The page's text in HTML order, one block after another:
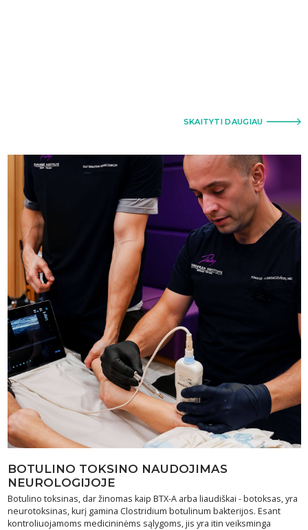
SKAITYTI DAUGIAU
BOTULINO TOKSINO NAUDOJIMAS
NEUROLOGIJOJE
Botulino toksinas, dar žinomas kaip BTX-A arba liaudiškai - botoksas, yra
neurotoksinas, kurį gamina Clostridium botulinum bakterijos. Esant
kontroliuojamoms medicininėms sąlygoms, jis yra itin veiksminga